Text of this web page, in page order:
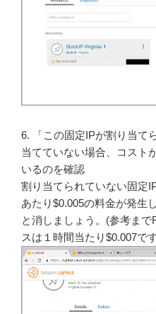
6. 「この固定IPが割り当て
当てていない場合、コスト
いるのを確認
割り当てられていない固定
あたり$0.005の料金が発生
と消しましょう。(参考ま
スは１時間当たり$0.007で